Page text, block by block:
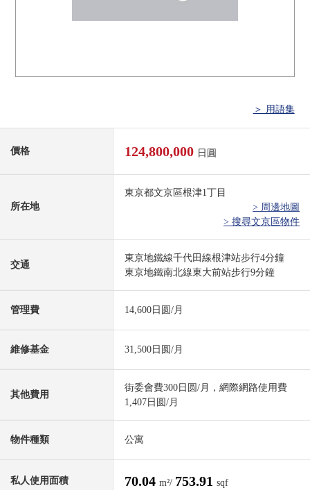
＞ 用語集
價格 124,800,000 日圓
所在地
東京都文京區根津1丁目
> 周邊地圖
> 搜尋文京區物件
交通
東京地鐵線千代田線根津站步行4分鐘
東京地鐵南北線東大前站步行9分鐘
管理費 14,600日圆/月
維修基金 31,500日圆/月
其他費用
街委會費300日圆/月，網際網路使用費
1,407日圆/月
物件種類 公寓
私人使用面積 70.04 m²/ 753.91 sqf